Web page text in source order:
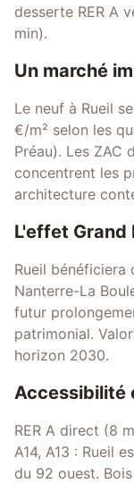
desserte RER A
min).
Un marché
Le neuf à Rueil
€/m² selon les
Préau). Les ZAC
concentrent les
architecture
L'effet Grand
Rueil bénéficiera
Nanterre-La
futur
patrimonial.
horizon 2030.
Accessibilité
RER A direct (8
A14, A13 : Rueil
du 92 ouest.